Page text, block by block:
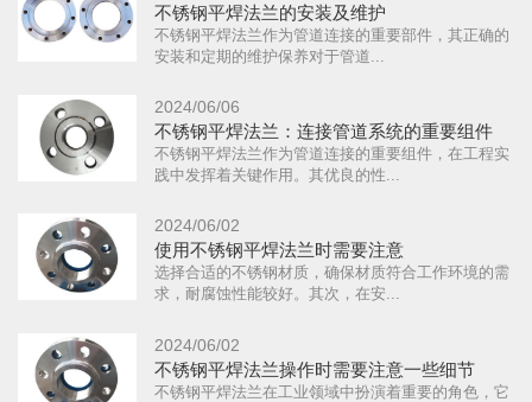
不锈钢平焊法兰的安装及维护
​不锈钢平焊法兰作为管道连接的重要部件，其正确的
安装和定期的维护保养对于管道...
2024/06/06
不锈钢平焊法兰：连接管道系统的重要组件
不锈钢平焊法兰作为管道连接的重要组件，在工程实
践中发挥着关键作用。其优良的性...
2024/06/02
使用不锈钢平焊法兰时需要注意
选择合适的不锈钢材质，确保材质符合工作环境的需
求，耐腐蚀性能较好。其次，在安...
2024/06/02
不锈钢平焊法兰操作时需要注意一些细节
不锈钢平焊法兰在工业领域中扮演着重要的角色，它